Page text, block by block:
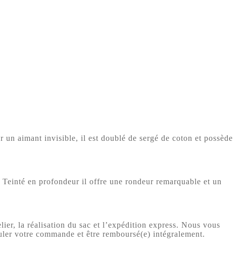
un aimant invisible, il est doublé de sergé de coton et possède
en profondeur il offre une rondeur remarquable et un
la réalisation du sac et l’expédition express. Nous vous
votre commande et être remboursé(e) intégralement.